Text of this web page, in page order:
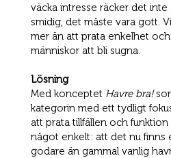
väcka intresse räcker det
smidig, det måste vara gott.
mer än att prata enkelhet
människor att bli sugna.
Lösning
Med konceptet Havre bra!
kategorin med ett tydligt
att prata tillfällen och
något enkelt: att det nu finns
godare än gammal vanlig